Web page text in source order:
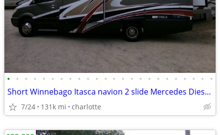
• • • • • • • • • • • • • • • • • • • • • • • •
Short Winnebago Itasca navion 2 slide Mercedes Diesel 18MPG full paint
7/24 131k mi charlotte